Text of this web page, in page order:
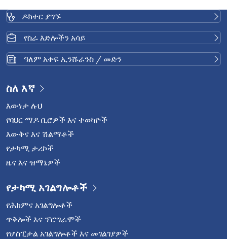
ዶክተር ያግኙ
የስራ እድሎችን አሳይ
ዓለም አቀፍ ኢንሹራንስ / መድን
ስለ እኛ
እውነታ ሉህ
የባህር ማዶ ቢሮዎች እና ተወካዮች
እውቅና እና ሽልማቶች
የታካሚ ታሪኮች
ዜና እና ዝማኔዎች
የታካሚ አገልግሎቶች
የሕክምና አገልግሎቶች
ጥቅሎች እና ፕሮግራሞች
የሆስፒታል አገልግሎቶች እና መገልገያዎች